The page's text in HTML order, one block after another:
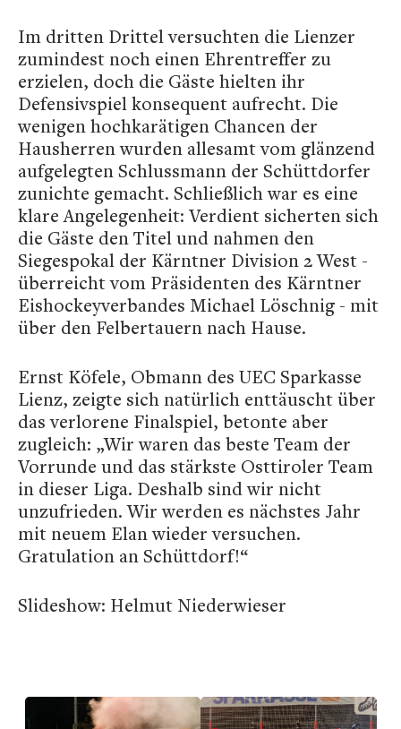
Im dritten Drittel versuchten die Lienzer
zumindest noch einen Ehrentreffer zu
erzielen, doch die Gäste hielten ihr
Defensivspiel konsequent aufrecht. Die
wenigen hochkarätigen Chancen der
Hausherren wurden allesamt vom glänzend
aufgelegten Schlussmann der Schüttdorfer
zunichte gemacht. Schließlich war es eine
klare Angelegenheit: Verdient sicherten sich
die Gäste den Titel und nahmen den
Siegespokal der Kärntner Division 2 West -
überreicht vom Präsidenten des Kärntner
Eishockeyverbandes Michael Löschnig - mit
über den Felbertauern nach Hause.
Ernst Köfele, Obmann des UEC Sparkasse
Lienz, zeigte sich natürlich enttäuscht über
das verlorene Finalspiel, betonte aber
zugleich: „Wir waren das beste Team der
Vorrunde und das stärkste Osttiroler Team
in dieser Liga. Deshalb sind wir nicht
unzufrieden. Wir werden es nächstes Jahr
mit neuem Elan wieder versuchen.
Gratulation an Schüttdorf!“
Slideshow: Helmut Niederwieser